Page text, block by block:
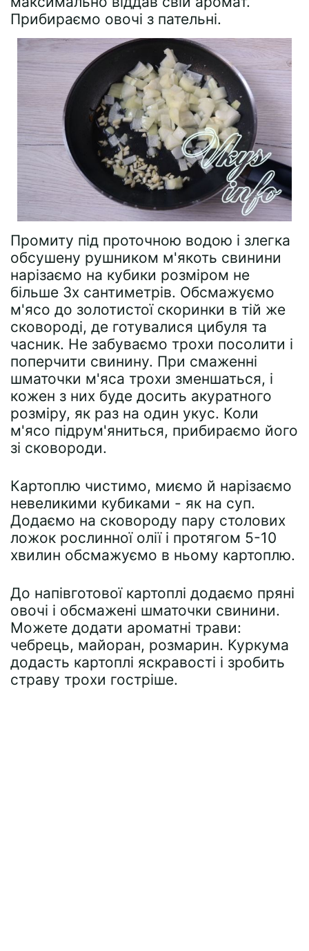
Прибираємо овочі з пательні.
Промиту під проточною водою і злегка
обсушену рушником м'якоть свинини
нарізаємо на кубики розміром не
більше 3х сантиметрів. Обсмажуємо
м'ясо до золотистої скоринки в тій же
сковороді, де готувалися цибуля та
часник. Не забуваємо трохи посолити і
поперчити свинину. При смаженні
шматочки м'яса трохи зменшаться, і
кожен з них буде досить акуратного
розміру, як раз на один укус. Коли
м'ясо підрум'яниться, прибираємо його
зі сковороди.
Картоплю чистимо, миємо й нарізаємо
невеликими кубиками - як на суп.
Додаємо на сковороду пару столових
ложок рослинної олії і протягом 5-10
хвилин обсмажуємо в ньому картоплю.
До напівготової картоплі додаємо пряні
овочі і обсмажені шматочки свинини.
Можете додати ароматні трави:
чебрець, майоран, розмарин. Куркума
додасть картоплі яскравості і зробить
страву трохи гостріше.